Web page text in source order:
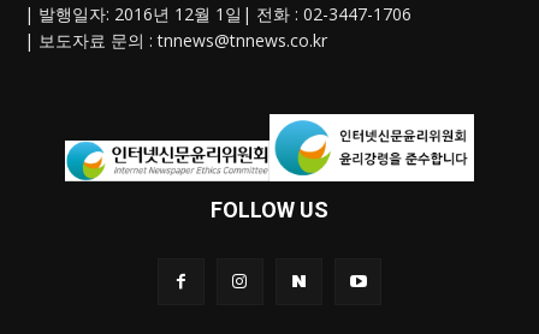
| 발행일자: 2016년 12월 1일| 전화 : 02-3447-1706
| 보도자료 문의 :tnnews@tnnews.co.kr
FOLLOW US